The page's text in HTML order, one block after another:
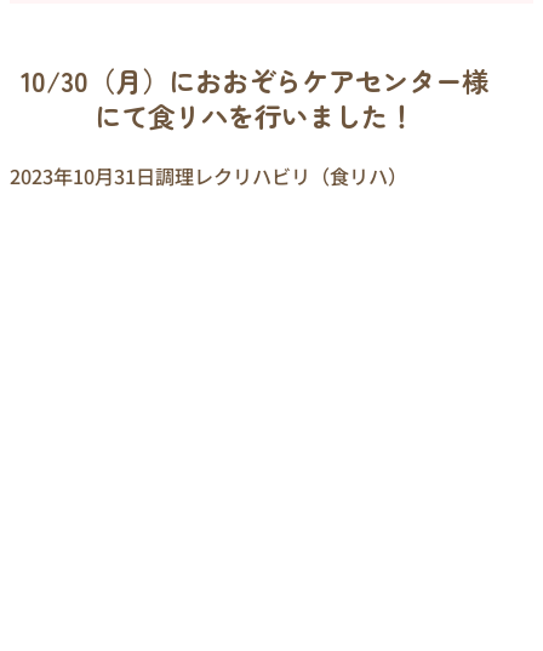
10/30（月）におおぞらケアセンター様
にて食リハを行いました！
2023年10月31日調理レクリハビリ（食リハ）